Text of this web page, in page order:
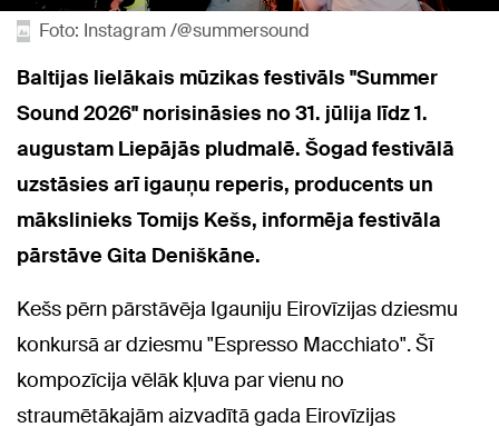
Foto: Instagram /@summersound
Baltijas lielākais mūzikas festivāls "Summer
Sound 2026" norisināsies no 31. jūlija līdz 1.
augustam Liepājās pludmalē. Šogad festivālā
uzstāsies arī igauņu reperis, producents un
mākslinieks Tomijs Kešs, informēja festivāla
pārstāve Gita Deniškāne.
Kešs pērn pārstāvēja Igauniju Eirovīzijas dziesmu
konkursā ar dziesmu "Espresso Macchiato". Šī
kompozīcija vēlāk kļuva par vienu no
straumētākajām aizvadītā gada Eirovīzijas